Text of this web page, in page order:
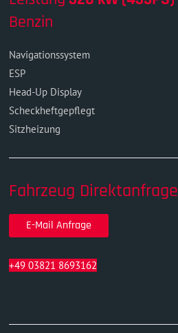
Benzin
Navigationssystem
ESP
Head-Up Display
Scheckheftgepflegt
Sitzheizung
Fahrzeug Direktanfrage
E-Mail Anfrage
+49 03821 8693162